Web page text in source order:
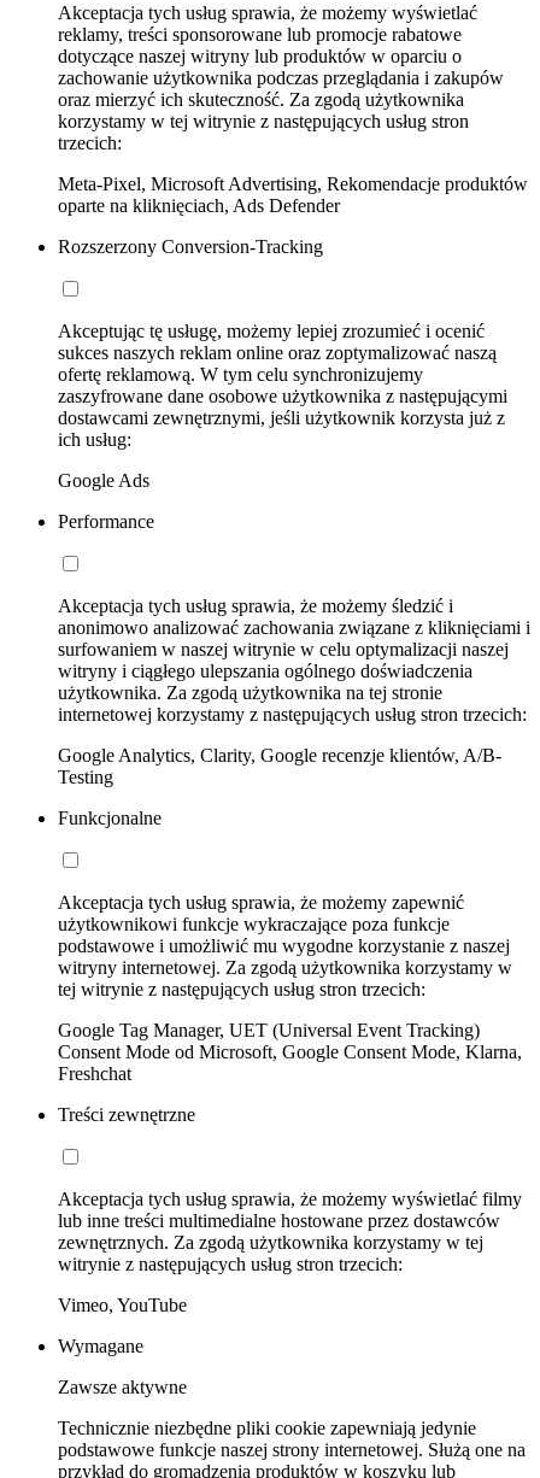
Akceptacja tych usług sprawia, że możemy wyświetlać
reklamy, treści sponsorowane lub promocje rabatowe
dotyczące naszej witryny lub produktów w oparciu o
zachowanie użytkownika podczas przeglądania i zakupów
oraz mierzyć ich skuteczność. Za zgodą użytkownika
korzystamy w tej witrynie z następujących usług stron
trzecich:
Meta-Pixel, Microsoft Advertising, Rekomendacje produktów
oparte na kliknięciach, Ads Defender
Rozszerzony Conversion-Tracking
Akceptując tę usługę, możemy lepiej zrozumieć i ocenić
sukces naszych reklam online oraz zoptymalizować naszą
ofertę reklamową. W tym celu synchronizujemy
zaszyfrowane dane osobowe użytkownika z następującymi
dostawcami zewnętrznymi, jeśli użytkownik korzysta już z
ich usług:
Google Ads
Performance
Akceptacja tych usług sprawia, że możemy śledzić i
anonimowo analizować zachowania związane z kliknięciami i
surfowaniem w naszej witrynie w celu optymalizacji naszej
witryny i ciągłego ulepszania ogólnego doświadczenia
użytkownika. Za zgodą użytkownika na tej stronie
internetowej korzystamy z następujących usług stron trzecich:
Google Analytics, Clarity, Google recenzje klientów, A/B-
Testing
Funkcjonalne
Akceptacja tych usług sprawia, że możemy zapewnić
użytkownikowi funkcje wykraczające poza funkcje
podstawowe i umożliwić mu wygodne korzystanie z naszej
witryny internetowej. Za zgodą użytkownika korzystamy w
tej witrynie z następujących usług stron trzecich:
Google Tag Manager, UET (Universal Event Tracking)
Consent Mode od Microsoft, Google Consent Mode, Klarna,
Freshchat
Treści zewnętrzne
Akceptacja tych usług sprawia, że możemy wyświetlać filmy
lub inne treści multimedialne hostowane przez dostawców
zewnętrznych. Za zgodą użytkownika korzystamy w tej
witrynie z następujących usług stron trzecich:
Vimeo, YouTube
Wymagane
Zawsze aktywne
Technicznie niezbędne pliki cookie zapewniają jedynie
podstawowe funkcje naszej strony internetowej. Służą one na
przykład do gromadzenia produktów w koszyku lub